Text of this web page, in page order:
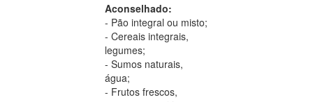
Aconselhado:
- Pão integral ou misto;
- Cereais integrais,
legumes;
- Sumos naturais,
água;
- Frutos frescos,